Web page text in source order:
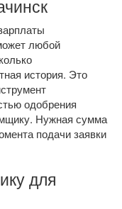
любой
история. Это
одобрения
Нужная сумма
подачи заявки
для